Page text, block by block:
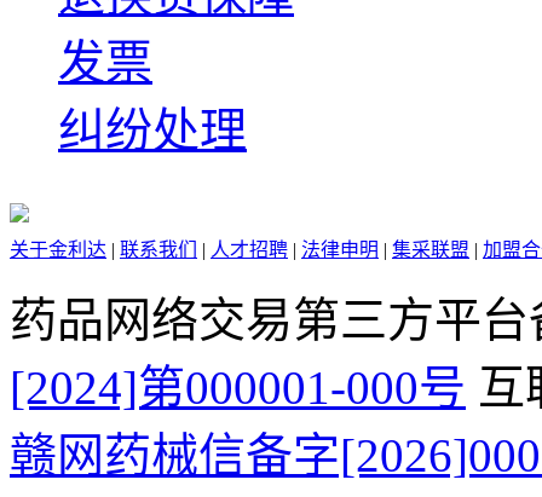
发票
纠纷处理
关于金利达 | 联系我们 | 人才招聘 | 法律申明 | 集采联盟 | 加盟
药品网络交易第三方平
[2024]第000001-000号 互
赣网药械信备字